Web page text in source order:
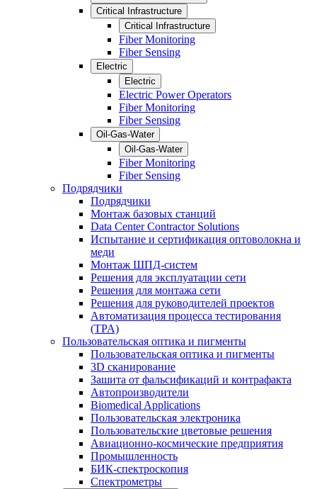
Critical Infrastructure
Critical Infrastructure
Fiber Monitoring
Fiber Sensing
Electric
Electric
Electric Power Operators
Fiber Monitoring
Fiber Sensing
Oil-Gas-Water
Oil-Gas-Water
Fiber Monitoring
Fiber Sensing
Подрядчики
Подрядчики
Монтаж базовых станций
Data Center Contractor Solutions
Испытание и сертификация оптоволокна и
меди
Монтаж ШПД-систем
Решения для эксплуатации сети
Решения для монтажа сети
Решения для руководителей проектов
Автоматизация процесса тестирования
(TPA)
Пользовательская оптика и пигменты
Пользовательская оптика и пигменты
3D сканирование
Зашита от фальсификаций и контрафакта
Автопроизводители
Biomedical Applications
Пользовательская электроника
Пользовательские цветовые решения
Авиационно-космические предприятия
Промышленность
БИК-спектроскопия
Спектрометры